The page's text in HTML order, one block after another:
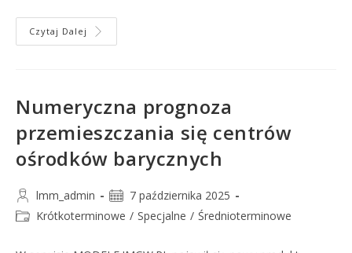
Czytaj Dalej
Numeryczna prognoza
przemieszczania się centrów
ośrodków barycznych
lmm_admin
7 października 2025
Krótkoterminowe / Specjalne / Średnioterminowe